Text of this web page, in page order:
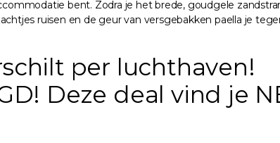
bent. Zodra je het brede, goudgele
ruisen en de geur van versgebakken paella je
per luchthaven!
Deze deal vind je